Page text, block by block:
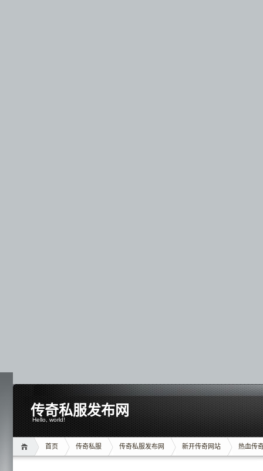
传奇私服发布网
Hello, world!
首页 传奇私服 传奇私服发布网 新开传奇网站 热血传